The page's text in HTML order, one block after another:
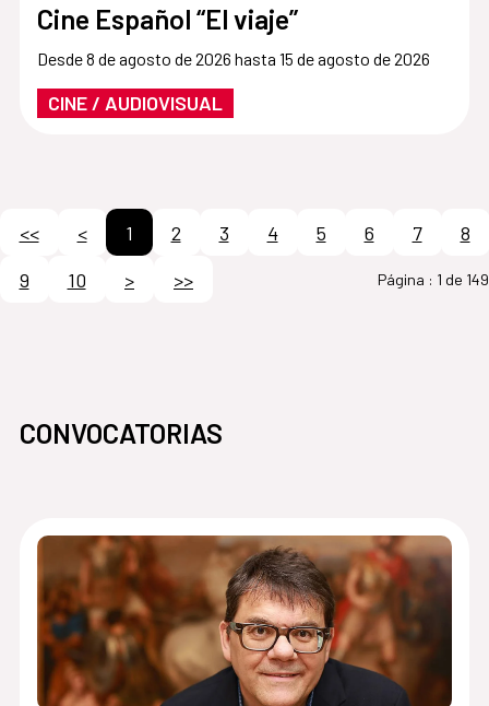
Cine Español “El viaje”
Desde 8 de agosto de 2026 hasta 15 de agosto de 2026
CINE / AUDIOVISUAL
<< < 1 2 3 4 5 6 7
8
9
10 > >> Página : 1 de 149
CONVOCATORIAS